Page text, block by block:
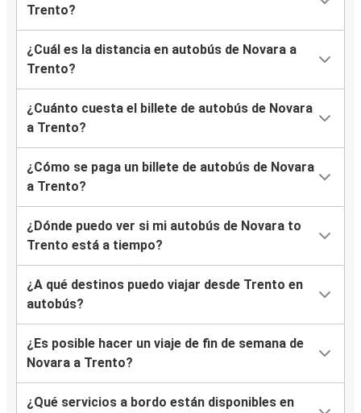
Trento?
¿Cuál es la distancia en autobús de Novara a
Trento?
¿Cuánto cuesta el billete de autobús de Novara
a Trento?
¿Cómo se paga un billete de autobús de Novara
a Trento?
¿Dónde puedo ver si mi autobús de Novara to
Trento está a tiempo?
¿A qué destinos puedo viajar desde Trento en
autobús?
¿Es posible hacer un viaje de fin de semana de
Novara a Trento?
¿Qué servicios a bordo están disponibles en